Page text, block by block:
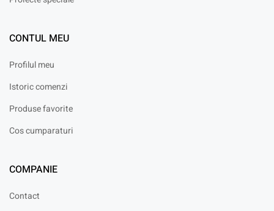
CONTUL MEU
Profilul meu
Istoric comenzi
Produse favorite
Cos cumparaturi
COMPANIE
Contact